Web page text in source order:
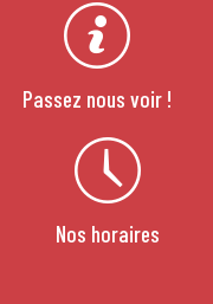
Passez nous voir !
Nos horaires